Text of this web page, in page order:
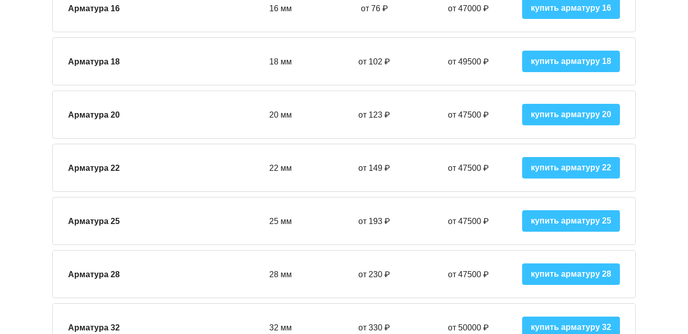
Арматура 16 16 мм от 76 ₽ от 47000 ₽ купить арматуру 16
Арматура 18 18 мм от 102 ₽ от 49500 ₽ купить арматуру 18
Арматура 20 20 мм от 123 ₽ от 47500 ₽ купить арматуру 20
Арматура 22 22 мм от 149 ₽ от 47500 ₽ купить арматуру 22
Арматура 25 25 мм от 193 ₽ от 47500₽ купить арматуру 25
Арматура 28 28 мм от 230 ₽ от 47500₽ купить арматуру 28
Арматура 32 32 мм от 330 ₽ от 50000₽ купить арматуру 32